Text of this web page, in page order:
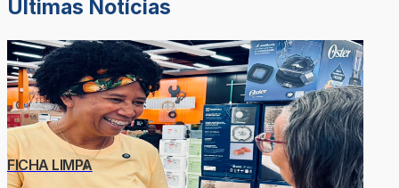
Últimas Notícias
FICHA LIMPA